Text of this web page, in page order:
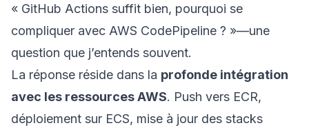
« GitHub Actions suffit bien, pourquoi se
compliquer avec AWS CodePipeline ? »—une
question que j’entends souvent.
La réponse réside dans la profonde intégration
avec les ressources AWS. Push vers ECR,
déploiement sur ECS, mise à jour des stacks